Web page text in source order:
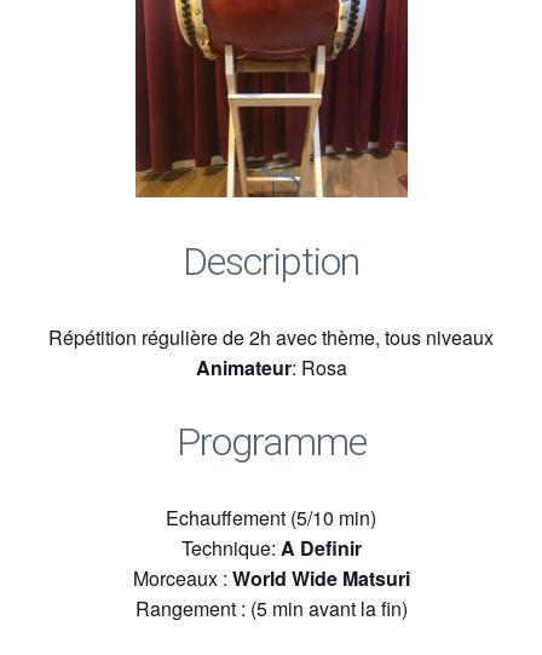
Description
Répétition régulière de 2h avec thème, tous niveaux
Animateur: Rosa
Programme
Echauffement (5/10 min)
Technique: A Definir
Morceaux : World Wide Matsuri
Rangement : (5 min avant la fin)